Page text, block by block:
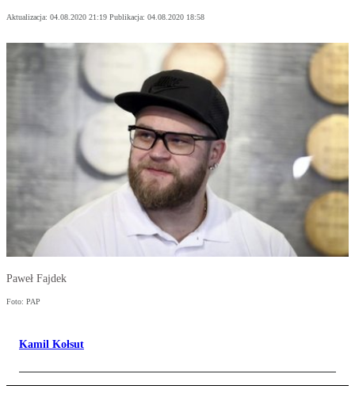
Aktualizacja: 04.08.2020 21:19 Publikacja: 04.08.2020 18:58
Paweł Fajdek
Foto: PAP
Kamil Kołsut